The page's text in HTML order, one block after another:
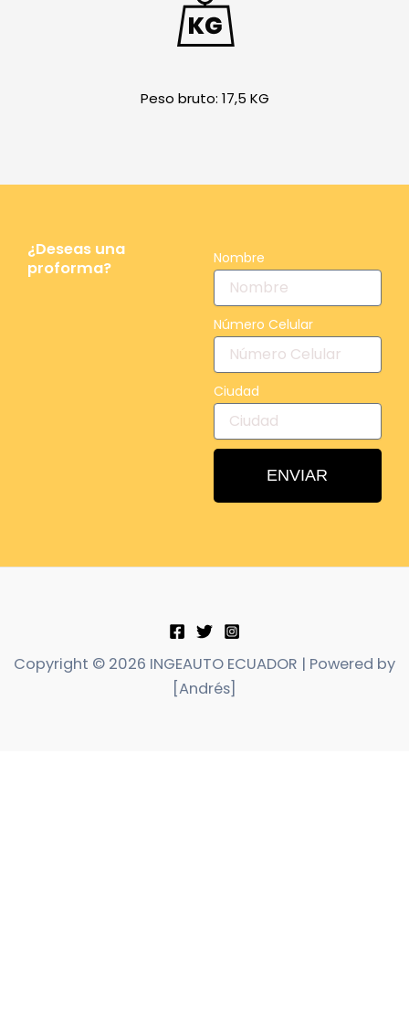
Peso bruto: 17,5 KG
¿Deseas una
proforma?
Nombre
Número Celular
Ciudad
ENVIAR
Copyright © 2026 INGEAUTO ECUADOR | Powered by
[Andrés]